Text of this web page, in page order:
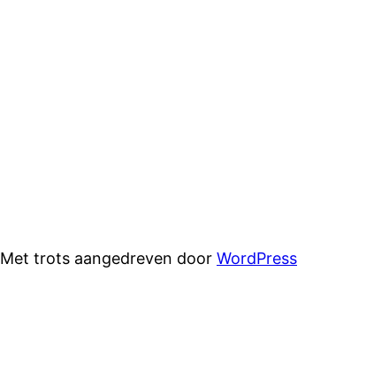
Met trots aangedreven door WordPress